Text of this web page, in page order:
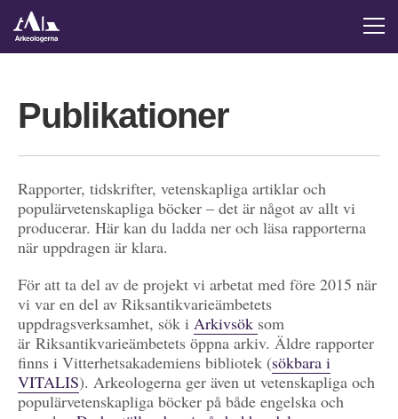
Publikationer
Rapporter, tidskrifter, vetenskapliga artiklar och
populärvetenskapliga böcker – det är något av allt vi
producerar. Här kan du ladda ner och läsa rapporterna
när uppdragen är klara.
För att ta del av de projekt vi arbetat med före 2015 när
vi var en del av Riksantikvarieämbetets
uppdragsverksamhet, sök i Arkivsök som
är Riksantikvarieämbetets öppna arkiv. Äldre rapporter
finns i Vitterhetsakademiens bibliotek (sökbara i
VITALIS). Arkeologerna ger även ut vetenskapliga och
populärvetenskapliga böcker på både engelska och